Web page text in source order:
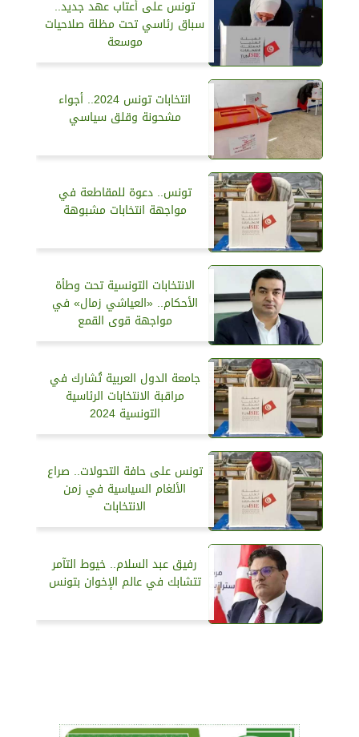
تونس على أعتاب عهد جديد..
سباق رئاسي تحت مظلة صلاحيات
موسعة
انتخابات تونس 2024.. أجواء
مشحونة وقلق سياسي
تونس.. دعوة للمقاطعة في
مواجهة انتخابات مشبوهة
الانتخابات التونسية تحت وطأة
الأحكام.. «العياشي زمال» في
مواجهة قوى القمع
جامعة الدول العربية تُشارك في
مراقبة الانتخابات الرئاسية
التونسية 2024
تونس على حافة التحولات.. صراع
الألغام السياسية في زمن
الانتخابات
رفيق عبد السلام.. خيوط التآمر
تتشابك في عالم الإخوان بتونس